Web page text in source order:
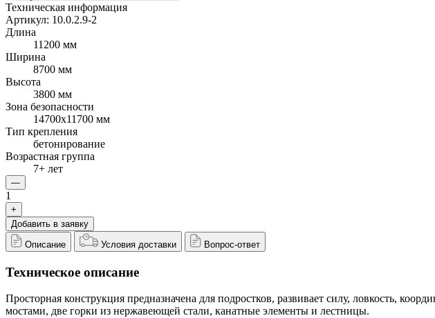
Техническая информация
Артикул: 10.0.2.9-2
Длина
11200 мм
Ширина
8700 мм
Высота
3800 мм
Зона безопасности
14700x11700 мм
Тип крепления
бетонирование
Возрастная группа
7+ лет
—
1
+
Добавить в заявку
Описание
Условия доставки Вопрос-ответ
Техническое описание
Просторная конструкция предназначена для подростков, развивает силу, ловкость,
мостами, две горки из нержавеющей стали, канатные элементы и лестницы.